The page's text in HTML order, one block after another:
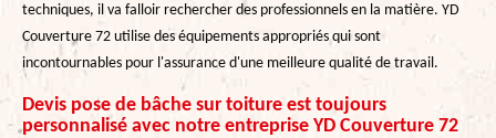
techniques, il va falloir rechercher des professionnels en la matière. YD
Couverture 72 utilise des équipements appropriés qui sont
incontournables pour l'assurance d'une meilleure qualité de travail.
Devis pose de bâche sur toiture est toujours
personnalisé avec notre entreprise YD Couverture 72